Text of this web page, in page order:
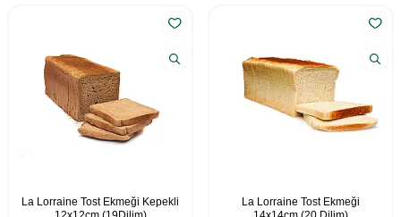
La Lorraine Tost Ekmeği Kepekli
La Lorraine Tost Ekmeği